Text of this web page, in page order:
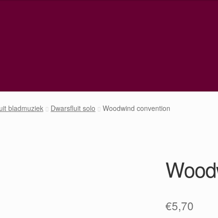
bladmuziek Dwarsfluit solo Woodwind convention
€5,70